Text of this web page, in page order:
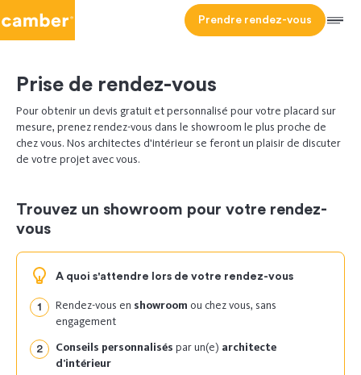
Prendre rendez-vous Menu
- ACCUEIL
CONTACT
UN
VOUS
Prise de rendez-vous
Pour obtenir un devis gratuit et personnalisé pour votre placard sur
mesure, prenez rendez-vous dans le showroom le plus proche de
chez vous. Nos architectes d'intérieur se feront un plaisir de discuter
de votre projet avec vous.
Trouvez un showroom pour votre rendez-
vous
A quoi s'attendre lors de votre rendez-vous
Rendez-vous en showroom ou chez vous, sans
engagement
Conseils personnalisés par un(e) architecte
d’intérieur